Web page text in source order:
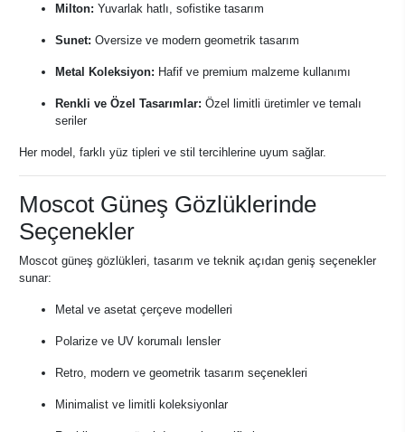
Milton: Yuvarlak hatlı, sofistike tasarım
Sunet: Oversize ve modern geometrik tasarım
Metal Koleksiyon: Hafif ve premium malzeme kullanımı
Renkli ve Özel Tasarımlar: Özel limitli üretimler ve temalı
seriler
Her model, farklı yüz tipleri ve stil tercihlerine uyum sağlar.
Moscot Güneş Gözlüklerinde
Seçenekler
Moscot güneş gözlükleri, tasarım ve teknik açıdan geniş seçenekler
sunar:
Metal ve asetat çerçeve modelleri
Polarize ve UV korumalı lensler
Retro, modern ve geometrik tasarım seçenekleri
Minimalist ve limitli koleksiyonlar